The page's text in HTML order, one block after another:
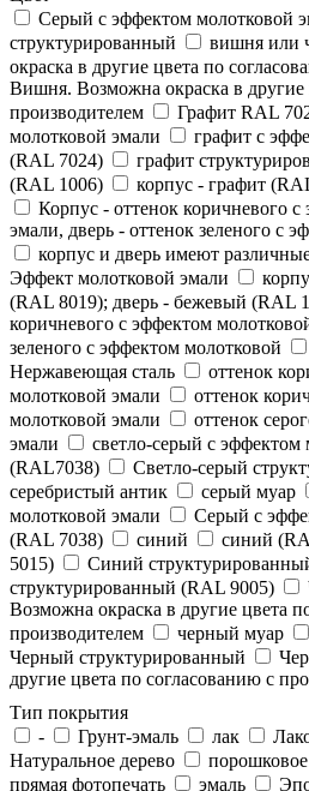
Cерый с эффектом молотковой
структурированный
вишня или
окраска в другие цвета по
Вишня. Возможна окраска в другие
производителем
Графит RAL
молотковой эмали
графит с
(RAL 7024)
графит
(RAL 1006)
корпус - графит
Корпус - оттенок коричневого
эмали, дверь - оттенок зеленого с
корпус и дверь имеют
Эффект молотковой эмали
(RAL 8019); дверь - бежевый (RAL
коричневого с эффектом
зеленого с эффектом молотковой
Нержавеющая сталь
оттенок
молотковой эмали
оттенок
молотковой эмали
оттенок
эмали
светло-серый с эффектом
(RAL7038)
Светло-серый
серебристый антик
серый муар
молотковой эмали
Серый с
(RAL 7038)
синий синий
5015)
Синий
структурированный (RAL 9005)
Возможна окраска в другие цвета
производителем
черный муар
Черный структурированный
другие цвета по согласованию с
Тип покрытия
-
Грунт-эмаль лак
Натуральное дерево
порошковое
прямая фотопечать
эмаль